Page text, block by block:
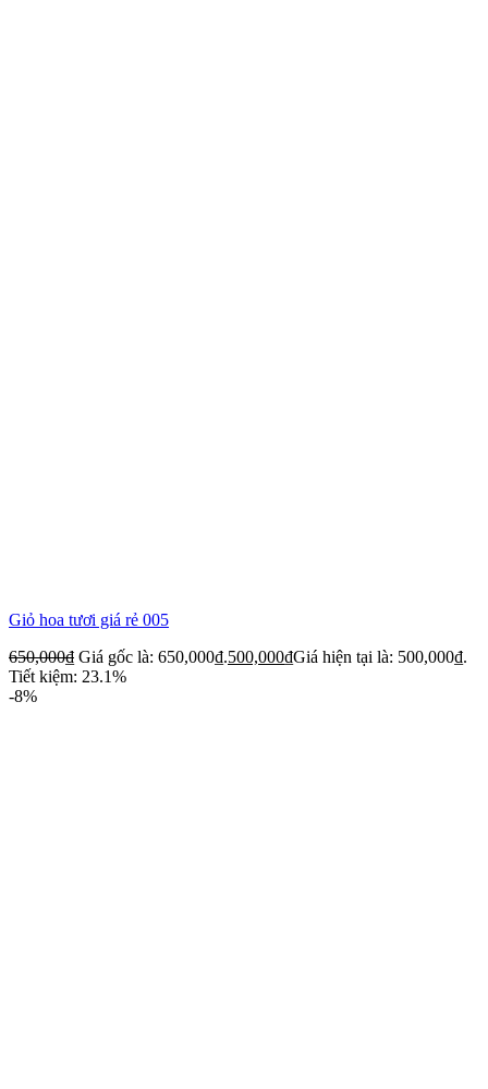
Giỏ hoa tươi giá rẻ 005
650,000₫ Giá gốc là: 650,000₫.500,000₫Giá hiện tại là: 500,000₫.
Tiết kiệm: 23.1%
-8%